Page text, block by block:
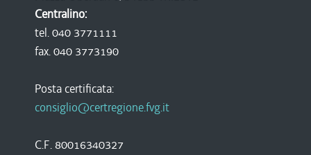
Centralino:
tel. 040 3771111
fax. 040 3773190
Posta certificata:
consiglio@certregione.fvg.it
C.F. 80016340327